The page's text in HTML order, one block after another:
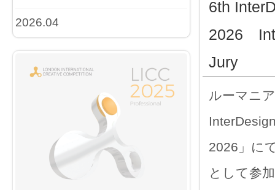
2026.04
6th
2026
Jury
ルーマニ
2026」に
として参